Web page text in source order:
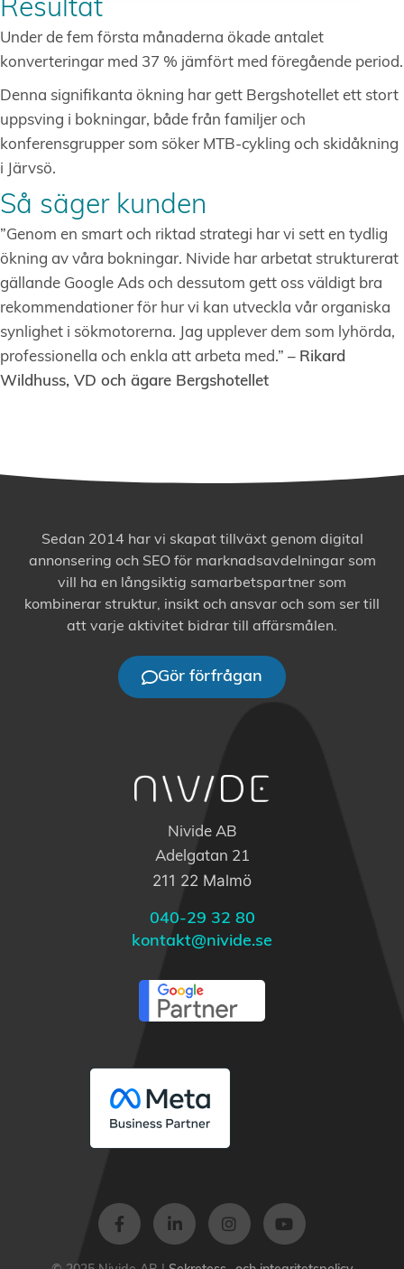
Resultat
Under de fem första månaderna ökade antalet
konverteringar med 37 % jämfört med föregående period.
Denna signifikanta ökning har gett Bergshotellet ett stort
uppsving i bokningar, både från familjer och
konferensgrupper som söker MTB-cykling och skidåkning
i Järvsö.
Så säger kunden
”Genom en smart och riktad strategi har vi sett en tydlig
ökning av våra bokningar. Nivide har arbetat strukturerat
gällande Google Ads och dessutom gett oss väldigt bra
rekommendationer för hur vi kan utveckla vår organiska
synlighet i sökmotorerna. Jag upplever dem som lyhörda,
professionella och enkla att arbeta med.” – Rikard
Wildhuss, VD och ägare Bergshotellet
Sedan 2014 har vi skapat tillväxt genom digital
annonsering och SEO för marknadsavdelningar som
vill ha en långsiktig samarbetspartner som
kombinerar struktur, insikt och ansvar och som ser till
att varje aktivitet bidrar till affärsmålen.
Gör förfrågan
Nivide AB
Adelgatan 21
211 22 Malmö
040-29 32 80
kontakt@nivide.se